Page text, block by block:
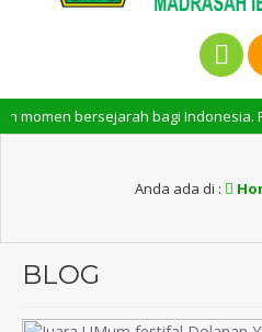
bagi Indonesia.
Anda ada di :
BLOG